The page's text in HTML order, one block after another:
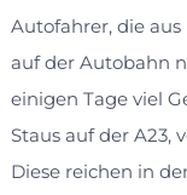
Autofahrer, die
auf der Autobahn
einigen Tage viel
Staus auf der A23,
Diese reichen in